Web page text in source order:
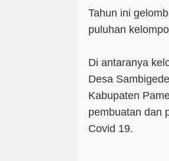
Tahun ini
puluhan
Di antaranya
Desa
Kabupaten
pembuatan dan
Covid 19.